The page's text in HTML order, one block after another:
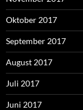
Oktober 2017
September 2017
August 2017
Juli 2017
Juni 2017